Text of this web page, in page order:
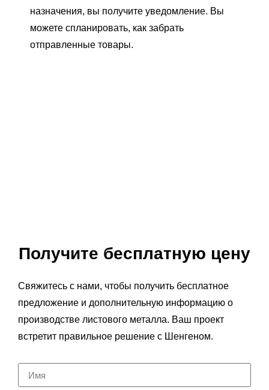
назначения, вы получите уведомление. Вы
можете спланировать, как забрать
отправленные товары.
Получите бесплатную цену
Свяжитесь с нами, чтобы получить бесплатное
предложение и дополнительную информацию о
производстве листового металла. Ваш проект
встретит правильное решение с Шенгеном.